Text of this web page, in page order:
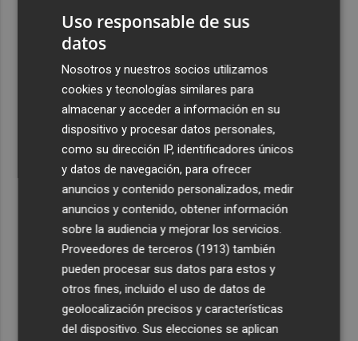
con una victoria contra el Galatasaray
Kiat Lim preside por primera vez un partido en Mestalla
Recibe toda la actualidad de
Plaza Podcast en tu correo
Quiero suscribirme
Uso responsable de sus
datos
Nosotros y nuestros socios utilizamos
cookies y tecnologías similares para
almacenar y acceder a información en su
dispositivo y procesar datos personales,
como su dirección IP, identificadores únicos
y datos de navegación, para ofrecer
anuncios y contenido personalizados, medir
anuncios y contenido, obtener información
sobre la audiencia y mejorar los servicios.
Proveedores de terceros (1913) también
pueden procesar sus datos para estos y
otros fines, incluido el uso de datos de
geolocalización precisos y características
del dispositivo. Sus elecciones se aplican